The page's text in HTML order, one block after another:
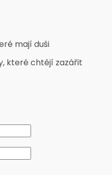
mají duši
které chtějí zazářit